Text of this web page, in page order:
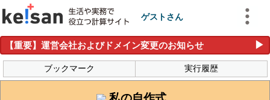
ゲストさん
【重要】運営会社およびドメイン変更のお知らせ ▶
ブックマーク 実行履歴